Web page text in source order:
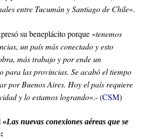
entre Tucumán y Santiago de Chile«.
su beneplácito porque «tenemos
un país más conectado y esto
más trabajo y por ende un
para las provincias. Se acabó el tiempo
por Buenos Aires. Hoy el país requiere
y lo estamos logrando«.- (CSM)
«Las nuevas conexiones aéreas que se